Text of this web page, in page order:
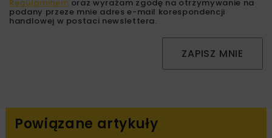
Regulaminem oraz wyrażam zgodę na otrzymywanie na
podany przeze mnie adres e-mail korespondencji
handlowej w postaci newslettera.
ZAPISZ MNIE
Powiązane artykuły